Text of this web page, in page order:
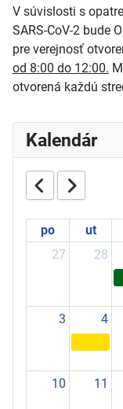
V súvislosti s
SARS-CoV-2 bude
pre verejnosť
od 8:00 do 12:00.
otvorená každú
Kalendár
po ut
27
28
3 4
10 11